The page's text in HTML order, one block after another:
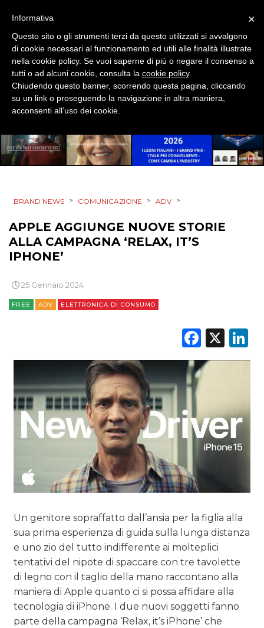
PUNTI VENDITA
CSR
STRATEGIE
DIGITALE
EDITORIA
ESTERNA
RADIO / AUDIO
TV
DATI
RICERCHE
PREVISIONI/SCENARI
NORMATIVE
CASE HISTORY
OPINIONI
BRAND NEWS > COMUNICAZIONE > ADV >
APPLE AGGIUNGE NUOVE STORIE
ALLA CAMPAGNA ‘RELAX, IT’S
IPHONE’
25 Gennaio 2024
FREE ADV ELETTRONICA DI CONSUMO
X
Un genitore sopraffatto dall’ansia per la figlia alla
sua prima esperienza di guida sulla lunga distanza
e uno zio del tutto indifferente ai molteplici
tentativi del nipote di spaccare con tre tavolette
di legno con il taglio della mano raccontano alla
maniera di Apple quanto ci si possa affidare alla
tecnologia di iPhone. I due nuovi soggetti fanno
parte della campagna ‘Relax, it’s iPhone’ che
×
Informativa
Questo sito o gli strumenti terzi da questo utilizzati si avvalgono
di cookie necessari al funzionamento ed utili alle finalità illustrate
nella cookie policy. Se vuoi saperne di più o negare il consenso a
tutti o ad alcuni cookie, consulta la cookie policy.
Chiudendo questo banner, scorrendo questa pagina, cliccando
su un link o proseguendo la navigazione in altra maniera,
acconsenti all’uso dei cookie.